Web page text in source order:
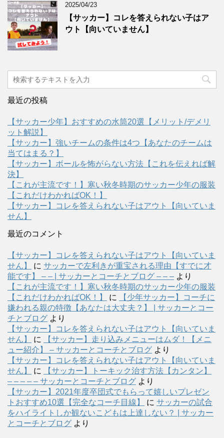
2025/04/23
【サッカー】コレを答えられない子はア
ウト【向いていません】
最近の投稿
【サッカー少年】おすすめの水筒20選【メリット/デメリ
ット解説】
【サッカー】強いチームの条件は4つ【あなたのチームは
当てはまる？】
【サッカー】ボールを怖がらない方法【これを伝えれば解
決】
【これが主流です！】寒い秋冬時期のサッカー少年の服装
【これだけわかればOK！】
【サッカー】コレを答えられない子はアウト【向いていま
せん】
最近のコメント
【サッカー】コレを答えられない子はアウト【向いていま
せん】
に サッカーで左利きが重宝される理由【すでに才
能です】 – – | サッカーとコーチとブログ – – – より
【これが主流です！】寒い秋冬時期のサッカー少年の服装
【これだけわかればOK！】
に
【少年サッカー】コーチに
嫌われる親の特徴【あなたは大丈夫？】 | サッカーとコー
チとブログ より
【サッカー】コレを答えられない子はアウト【向いていま
せん】
に
【サッカー】走り込みメニューはムダ！【メニ
ュー紹介】 – サッカーとコーチとブログ より
【サッカー】コレを答えられない子はアウト【向いていま
せん】
に
【サッカー】トーキック治す方法【カンタン】
– – – – – サッカーとコーチとブログ より
【サッカー】2021年度卒団式でもらって嬉しいプレゼン
トおすすめ10選【完全なコーチ目線】
に サッカーの試合
をハイライトしか観ないこどもは上達しない？ | サッカー
とコーチとブログ より